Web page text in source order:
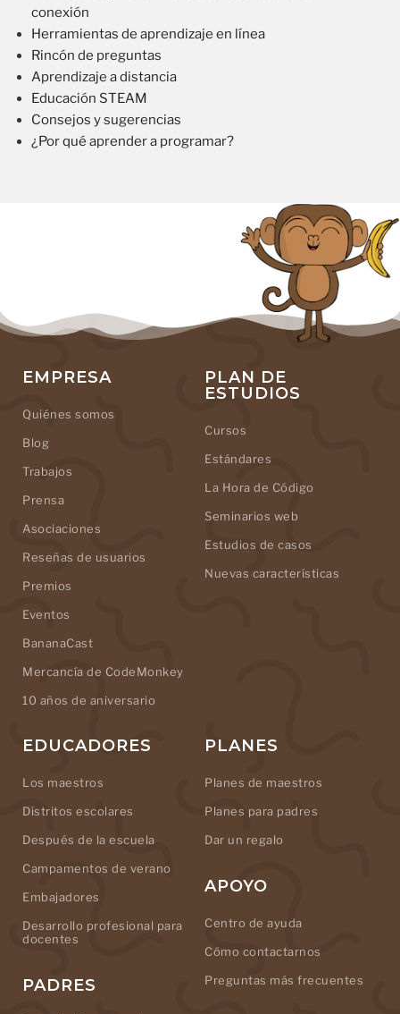
conexión
Herramientas de aprendizaje en línea
Rincón de preguntas
Aprendizaje a distancia
Educación STEAM
Consejos y sugerencias
¿Por qué aprender a programar?
EMPRESA
Quiénes somos
Blog
Trabajos
Prensa
Asociaciones
Reseñas de usuarios
Premios
Eventos
BananaCast
Mercancía de CodeMonkey
10 años de aniversario
PLAN DE
ESTUDIOS
Cursos
Estándares
La Hora de Código
Seminarios web
Estudios de casos
Nuevas características
EDUCADORES
Los maestros
Distritos escolares
Después de la escuela
Campamentos de verano
Embajadores
Desarrollo profesional para
docentes
PADRES
PLANES
Planes de maestros
Planes para padres
Dar un regalo
APOYO
Centro de ayuda
Cómo contactarnos
Preguntas más frecuentes